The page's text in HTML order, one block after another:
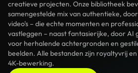
creatieve projecten. Onze bibliotheek
samengestelde mix van authentieke,
video's – die echte momenten en
vastleggen – naast fantasierijke, door AI
voor herhalende achtergronden en
beelden. Alle bestanden zijn royaltyvrij
4K-bewerking.